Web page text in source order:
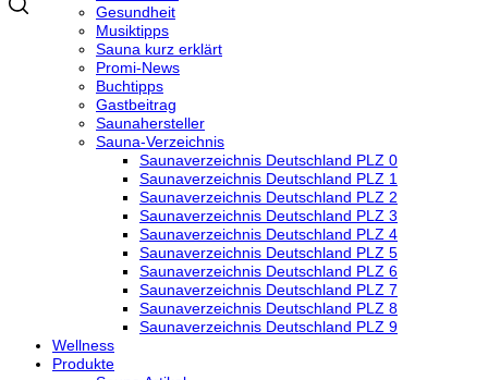
Gesundheit
Musiktipps
Sauna kurz erklärt
Promi-News
Buchtipps
Gastbeitrag
Saunahersteller
Sauna-Verzeichnis
Saunaverzeichnis Deutschland PLZ 0
Saunaverzeichnis Deutschland PLZ 1
Saunaverzeichnis Deutschland PLZ 2
Saunaverzeichnis Deutschland PLZ 3
Saunaverzeichnis Deutschland PLZ 4
Saunaverzeichnis Deutschland PLZ 5
Saunaverzeichnis Deutschland PLZ 6
Saunaverzeichnis Deutschland PLZ 7
Saunaverzeichnis Deutschland PLZ 8
Saunaverzeichnis Deutschland PLZ 9
Wellness
Produkte